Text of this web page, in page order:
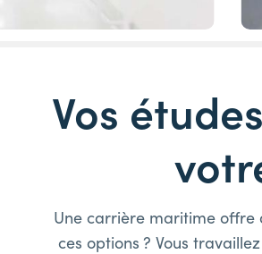
Vos
Une carrière maritime offre
ces options ? Vous